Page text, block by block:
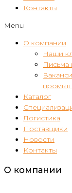
Контакты
Menu
О компании
Наши
Письма
Каталог
Логистика
Поставщики
Новости
Контакты
О компании